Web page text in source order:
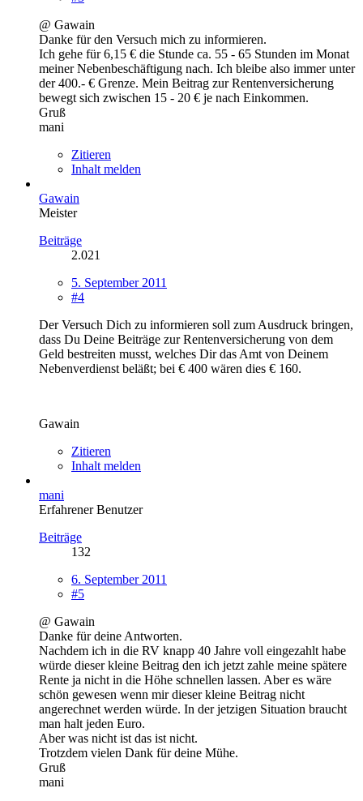
@ Gawain
Danke für den Versuch mich zu informieren.
Ich gehe für 6,15 € die Stunde ca. 55 - 65 Stunden im Monat
meiner Nebenbeschäftigung nach. Ich bleibe also immer unter
der 400.- € Grenze. Mein Beitrag zur Rentenversicherung
bewegt sich zwischen 15 - 20 € je nach Einkommen.
Gruß
mani
Zitieren
Inhalt melden
Gawain
Meister
Beiträge
2.021
5. September 2011
#4
Der Versuch Dich zu informieren soll zum Ausdruck bringen,
dass Du Deine Beiträge zur Rentenversicherung von dem
Geld bestreiten musst, welches Dir das Amt von Deinem
Nebenverdienst beläßt; bei € 400 wären dies € 160.
Gawain
Zitieren
Inhalt melden
mani
Erfahrener Benutzer
Beiträge
132
6. September 2011
#5
@ Gawain
Danke für deine Antworten.
Nachdem ich in die RV knapp 40 Jahre voll eingezahlt habe
würde dieser kleine Beitrag den ich jetzt zahle meine spätere
Rente ja nicht in die Höhe schnellen lassen. Aber es wäre
schön gewesen wenn mir dieser kleine Beitrag nicht
angerechnet werden würde. In der jetzigen Situation braucht
man halt jeden Euro.
Aber was nicht ist das ist nicht.
Trotzdem vielen Dank für deine Mühe.
Gruß
mani